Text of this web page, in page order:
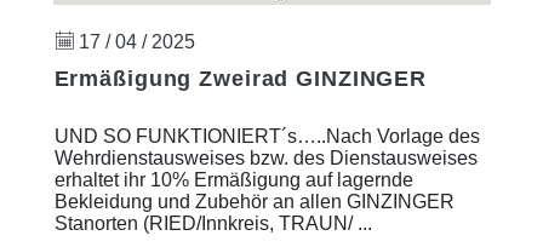
17 / 04 / 2025
Ermäßigung Zweirad GINZINGER
UND SO FUNKTIONIERT´s…..Nach Vorlage des
Wehrdienstausweises bzw. des Dienstausweises
erhaltet ihr 10% Ermäßigung auf lagernde
Bekleidung und Zubehör an allen GINZINGER
Stanorten (RIED/Innkreis, TRAUN/ ...